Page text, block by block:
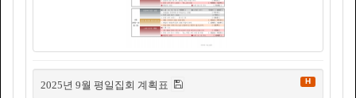
2025년 9월 평일집회 계획표 H